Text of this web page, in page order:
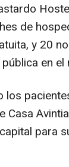
de
y 20
en el
para